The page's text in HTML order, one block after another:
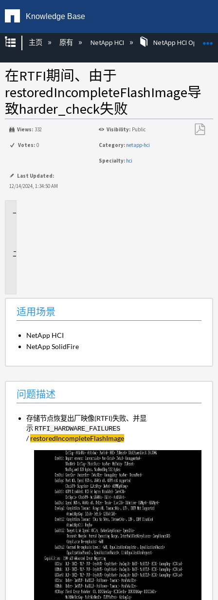
Knowledge Base
扩展/隐缩全局层次
主页 原有 NetApp HCI NetApp HCI
在RTFI期间、由于
restoredIncompleteFlashImage导
致harder_check失败
Views: 332 Visibility: Public
Votes: 0 Category: netapp-hci
Specialty: hci
Last Updated:
12/14/2024, 1:34:50 AM
适用场景
NetApp HCI
NetApp SolidFire
问题描述
存储节点恢复出厂映像(RTFI)失败、并显
示 RTFI_HARDWARE_FAILURES
/restoredIncompleteFlashImage